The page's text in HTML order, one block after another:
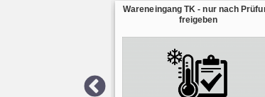
Wareneingang TK - nur nach
freigeben